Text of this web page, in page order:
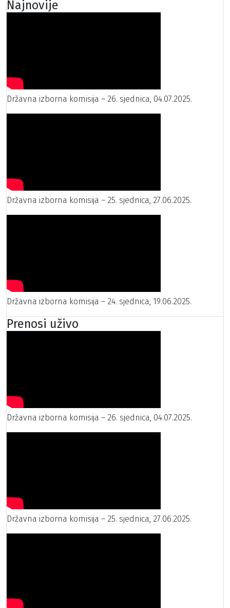
Najnovije
Državna izborna komisija – 26. sjednica, 04.07.2025.
Državna izborna komisija – 25. sjednica, 27.06.2025.
Državna izborna komisija – 24. sjednica, 19.06.2025.
Prenosi uživo
Državna izborna komisija – 26. sjednica, 04.07.2025.
Državna izborna komisija – 25. sjednica, 27.06.2025.